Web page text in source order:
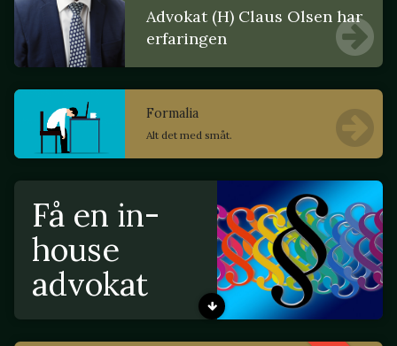
Advokat (H) Claus Olsen har
erfaringen
Formalia
Alt det med småt.
Få en in-
house
advokat